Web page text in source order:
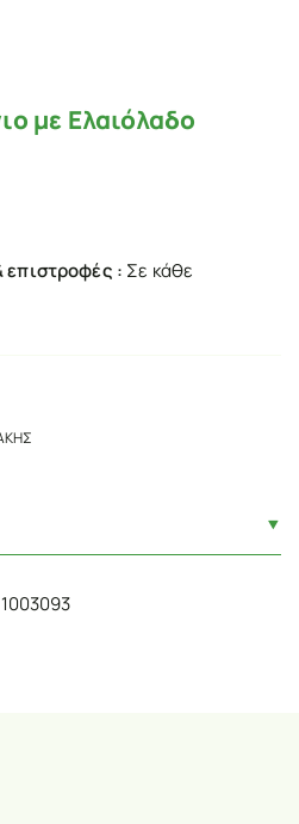
με Ελαιόλαδο
: Σε κάθε